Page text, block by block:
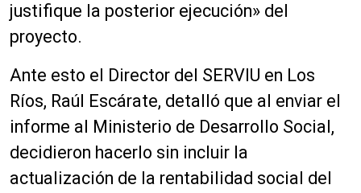
justifique la posterior ejecución» del
proyecto.
Ante esto el Director del SERVIU en Los
Ríos, Raúl Escárate, detalló que al enviar el
informe al Ministerio de Desarrollo Social,
decidieron hacerlo sin incluir la
actualización de la rentabilidad social del